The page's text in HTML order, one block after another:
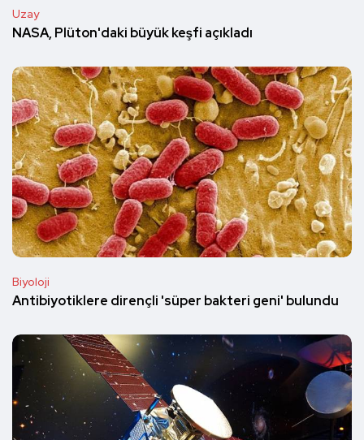
Uzay
NASA, Plüton'daki büyük keşfi açıkladı
Biyoloji
Antibiyotiklere dirençli 'süper bakteri geni' bulundu